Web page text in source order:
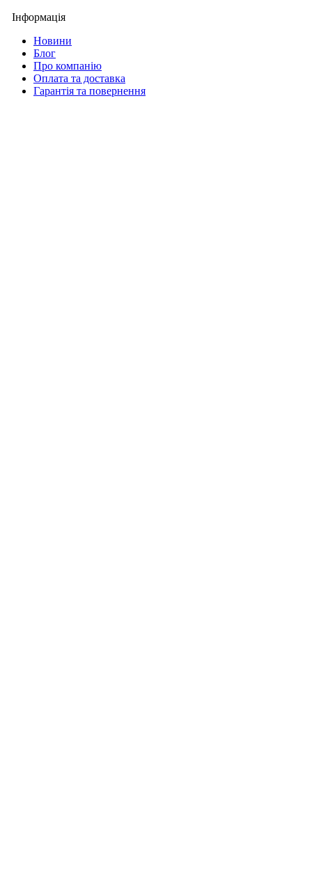
Інформація
Новини
Блог
Про компанію
Оплата та доставка
Гарантія та повернення